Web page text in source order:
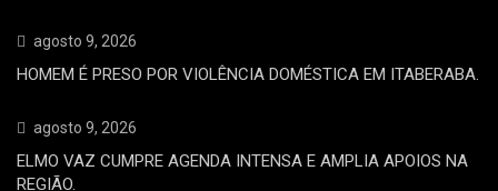
agosto 9, 2026
HOMEM É PRESO POR VIOLÊNCIA DOMÉSTICA EM ITABERABA.
agosto 9, 2026
ELMO VAZ CUMPRE AGENDA INTENSA E AMPLIA APOIOS NA
REGIÃO.